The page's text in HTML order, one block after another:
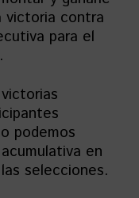
victoria contra
para el
.
podemos
en
selecciones.